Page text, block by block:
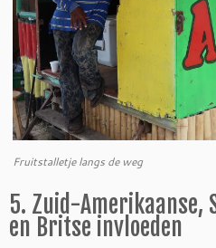
Fruitstalletje langs de weg
5. Zuid-Amerikaanse,
en Britse invloeden